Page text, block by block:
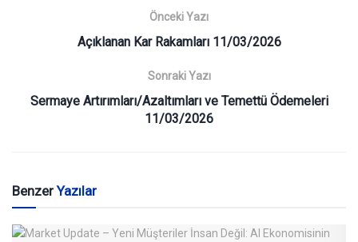
Önceki Yazı
Açıklanan Kar Rakamları 11/03/2026
Sonraki Yazı
Sermaye Artırımları/Azaltımları ve Temettü Ödemeleri
11/03/2026
BenzerYazılar